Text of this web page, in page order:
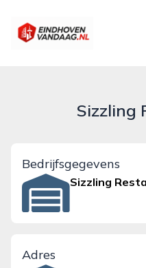
eindhovenvandaag.nl
Sizzling
Bedrijfsgegevens
Sizzling
Adres